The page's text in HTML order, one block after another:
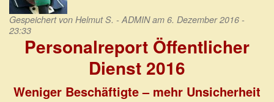
Gespeichert von Helmut S. - ADMINam 6. Dezember 2016 -
23:33
Personalreport Öffentlicher
Dienst 2016
Weniger Beschäftigte – mehr Unsicherheit